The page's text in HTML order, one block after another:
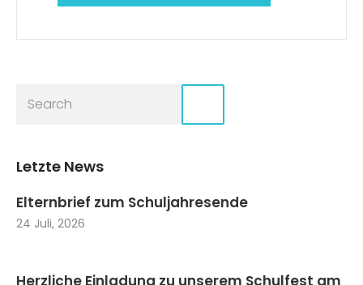
Letzte News
Elternbrief zum Schuljahresende
24 Juli, 2026
Herzliche Einladung zu unserem Schulfest am